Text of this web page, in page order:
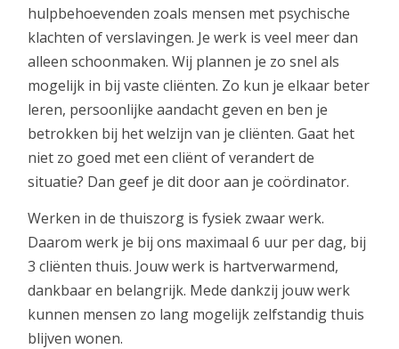
hulpbehoevenden zoals mensen met psychische
klachten of verslavingen. Je werk is veel meer dan
alleen schoonmaken. Wij plannen je zo snel als
mogelijk in bij vaste cliënten. Zo kun je elkaar beter
leren, persoonlijke aandacht geven en ben je
betrokken bij het welzijn van je cliënten. Gaat het
niet zo goed met een cliënt of verandert de
situatie? Dan geef je dit door aan je coördinator.
Werken in de thuiszorg is fysiek zwaar werk.
Daarom werk je bij ons maximaal 6 uur per dag, bij
3 cliënten thuis. Jouw werk is hartverwarmend,
dankbaar en belangrijk. Mede dankzij jouw werk
kunnen mensen zo lang mogelijk zelfstandig thuis
blijven wonen.